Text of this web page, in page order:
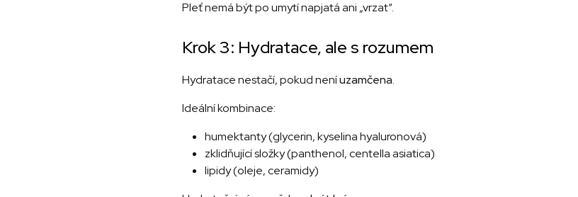
Pleť nemá být po umytí napjatá ani „vrzat“.
Krok 3: Hydratace, ale s rozumem
Hydratace nestačí, pokud neníuzamčena.
Ideální kombinace:
humektanty (glycerin, kyselina hyaluronová)
zklidňující složky (panthenol, centella asiatica)
lipidy (oleje, ceramidy)